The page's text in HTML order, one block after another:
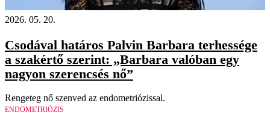
2026. 05. 20.
Csodával határos Palvin Barbara terhessége
a szakértő szerint: „Barbara valóban egy
nagyon szerencsés nő”
Rengeteg nő szenved az endometriózissal.
ENDOMETRIÓZIS